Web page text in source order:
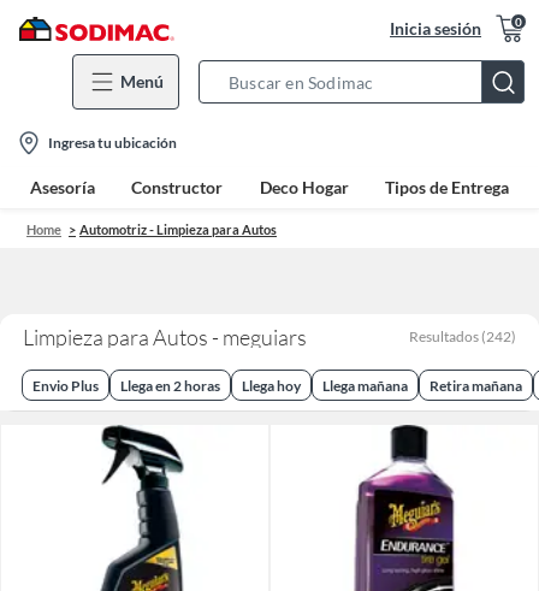
Inicia sesión 0
Menú
Bar
location-
icon
Ingresa tu ubicación
Asesoría Constructor Deco Hogar Tipos de Entrega
Home Automotriz - Limpieza para Autos
Limpieza para Autos - meguiars Resultados (242)
Envio Plus Llega en 2 horas Llega hoy Llega mañana Retira mañana